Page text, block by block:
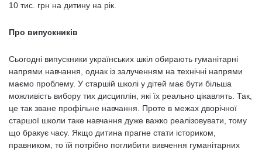
10 тис. грн на дитину на рік.
Про випускників
Сьогодні випускники українських шкіл обирають гуманітарні
напрями навчання, однак із залученням на технічні напрями
маємо проблему. У старшій школі у дітей має бути більша
можливість вибору тих дисциплін, які їх реально цікавлять. Так,
це так зване профільне навчання. Проте в межах дворічної
старшої школи таке навчання дуже важко реалізовувати, тому
що бракує часу. Якщо дитина прагне стати істориком,
правником, то їй потрібно поглибити вивчення гуманітарних